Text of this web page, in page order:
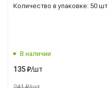
Количество в упаковке: 50 шт
В наличии
135₽/шт